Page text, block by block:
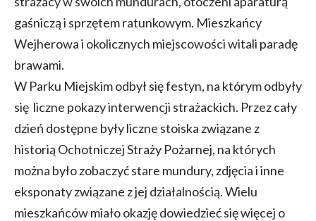
gaśniczą i sprzętem ratunkowym. Mieszkańcy
Wejherowa i okolicznych miejscowości witali paradę
brawami.
W Parku Miejskim odbył się festyn, na którym odbyły
się liczne pokazy interwencji strażackich. Przez cały
dzień dostępne były liczne stoiska związane z
historią Ochotniczej Straży Pożarnej, na których
można było zobaczyć stare mundury, zdjęcia i inne
eksponaty związane z jej działalnością. Wielu
mieszkańców miało okazję dowiedzieć się więcej o